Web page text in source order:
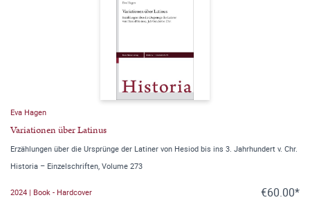
Eva Hagen
Variationen über Latinus
Erzählungen über die Ursprünge der Latiner von Hesiod bis ins 3. Jahrhundert v. Chr.
Historia – Einzelschriften, Volume 273
2024 | Book - Hardcover €60.00*